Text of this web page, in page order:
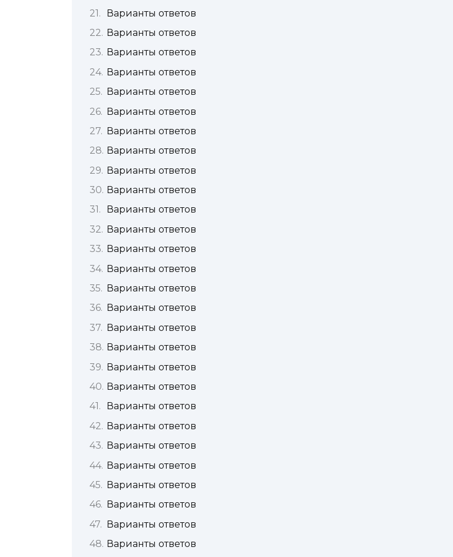
Варианты ответов
Варианты ответов
Варианты ответов
Варианты ответов
Варианты ответов
Варианты ответов
Варианты ответов
Варианты ответов
Варианты ответов
Варианты ответов
Варианты ответов
Варианты ответов
Варианты ответов
Варианты ответов
Варианты ответов
Варианты ответов
Варианты ответов
Варианты ответов
Варианты ответов
Варианты ответов
Варианты ответов
Варианты ответов
Варианты ответов
Варианты ответов
Варианты ответов
Варианты ответов
Варианты ответов
Варианты ответов